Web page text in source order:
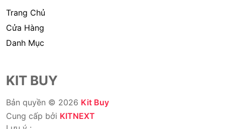
Trang Chủ
Cửa Hàng
Danh Mục
KIT BUY
Bản quyền © 2026 Kit Buy
Cung cấp bởi KITNEXT